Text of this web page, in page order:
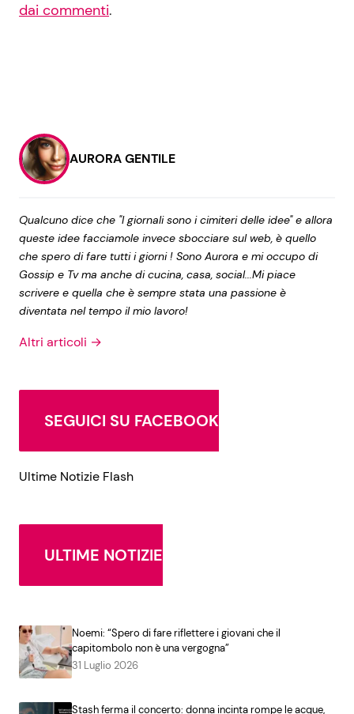
dai commenti.
AURORA GENTILE
Qualcuno dice che "I giornali sono i cimiteri delle idee" e allora
queste idee facciamole invece sbocciare sul web, è quello
che spero di fare tutti i giorni ! Sono Aurora e mi occupo di
Gossip e Tv ma anche di cucina, casa, social...Mi piace
scrivere e quella che è sempre stata una passione è
diventata nel tempo il mio lavoro!
Altri articoli →
SEGUICI SU FACEBOOK
Ultime Notizie Flash
ULTIME NOTIZIE
Noemi: “Spero di fare riflettere i giovani che il
capitombolo non è una vergogna”
31 Luglio 2026
Stash ferma il concerto: donna incinta rompe le acque,